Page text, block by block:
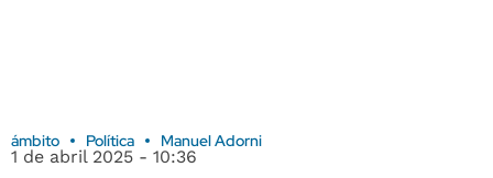
ámbito Política Manuel Adorni
1 de abril 2025 - 10:36